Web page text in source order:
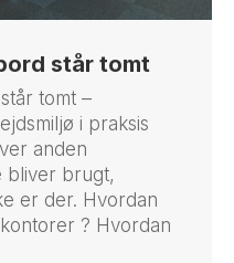
står tomt
tomt –
i praksis
anden
bliver brugt,
er der. Hvordan
? Hvordan